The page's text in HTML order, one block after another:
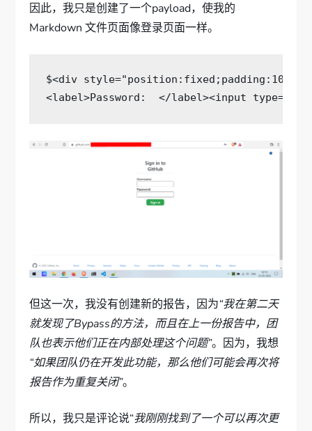
因此，我只是创建了一个payload，使我的
Markdown 文件页面像登录页面一样。
$<div style=
<label>Password: </label><input type=
但这一次，我没有创建新的报告，因为“我在第二天
就发现了Bypass的方法，而且在上一份报告中，团
队也表示他们正在内部处理这个问题”。因为，我想
“如果团队仍在开发此功能，那么他们可能会再次将
报告作为重复关闭”。
所以，我只是评论说“我刚刚找到了一个可以再次更